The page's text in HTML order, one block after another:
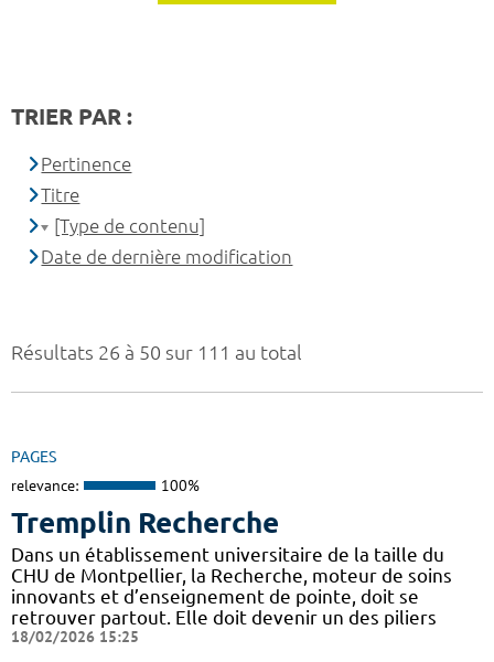
Résultats 26 à 50 sur 111 au total
PAGES
relevance: 100%
Tremplin Recherche
Dans un établissement universitaire de la taille du
CHU de Montpellier, la Recherche, moteur de soins
innovants et d’enseignement de pointe, doit se
retrouver partout. Elle doit devenir un des piliers
18/02/2026 15:25
TRIER PAR :
Pertinence
Titre
[Type de contenu]
Date de dernière modification